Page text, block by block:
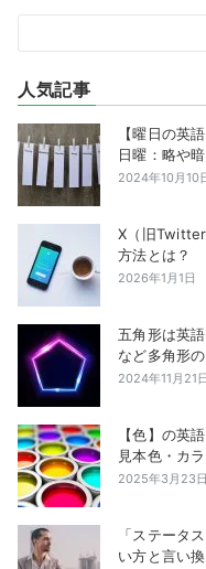
人気記事
【曜日の英
日曜：略や
2024年10月10
X（旧
方法とは？
2026年1月1日
五角形は英
など多角形
2024年11月21日
【色】の英
見本色・カ
2025年3月23日
「ステータ
い方と言い